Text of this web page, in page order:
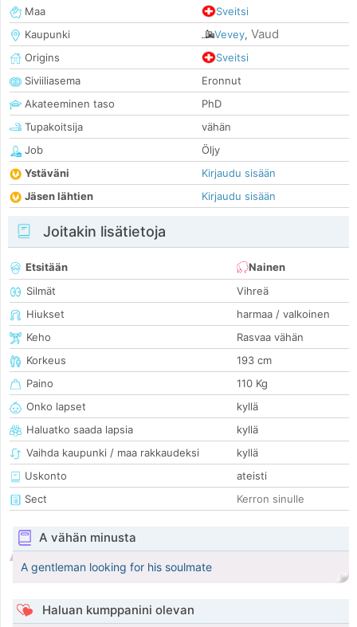
Maa
Sveitsi
Kaupunki
Vevey, Vaud
Origins
Sveitsi
Siviiliasema
Eronnut
Akateeminen taso
PhD
Tupakoitsija
vähän
Job
Öljy
Ystäväni
Kirjaudu sisään
Jäsen lähtien
Kirjaudu sisään
Joitakin lisätietoja
Etsitään
Nainen
Silmät
Vihreä
Hiukset
harmaa / valkoinen
Keho
Rasvaa vähän
Korkeus
193 cm
Paino
110 Kg
Onko lapset
kyllä
Haluatko saada lapsia
kyllä
Vaihda kaupunki / maa rakkaudeksi
kyllä
Uskonto
ateisti
Sect
Kerron sinulle
A vähän minusta
A gentleman looking for his soulmate
Haluan kumppanini olevan